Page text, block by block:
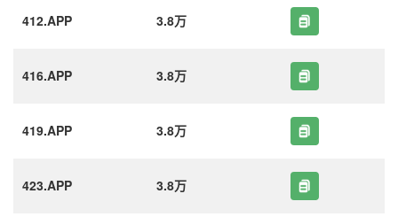
412.APP 3.8万
416.APP 3.8万
419.APP 3.8万
423.APP 3.8万